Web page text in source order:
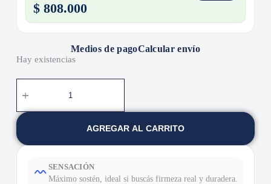
$808.000
Medios de pagoCalcular envío
Hay existencias
AGREGAR AL CARRITO
SENSACIÓN
Máximo sostén, ideal si buscás firmeza real y duradera.